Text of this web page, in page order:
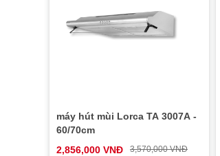
máy hút mùi Lorca TA 3007A -
60/70cm
2,856,000 VNĐ
3,570,000 VNĐ